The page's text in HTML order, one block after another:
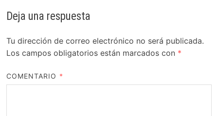
Deja una respuesta
Tu dirección de correo electrónico no será publicada.
Los campos obligatorios están marcados con *
COMENTARIO *